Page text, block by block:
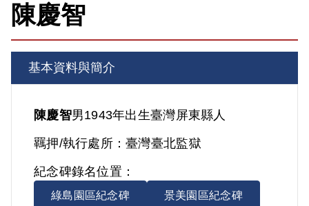
新生訓導處
主題探索
背景知識
關於我們
意見信箱
陳慶智
基本資料與簡介
陳慶智男1943年出生臺灣屏東縣人
羈押/執行處所：臺灣臺北監獄
紀念碑錄名位置：
綠島園區紀念碑 景美園區紀念碑